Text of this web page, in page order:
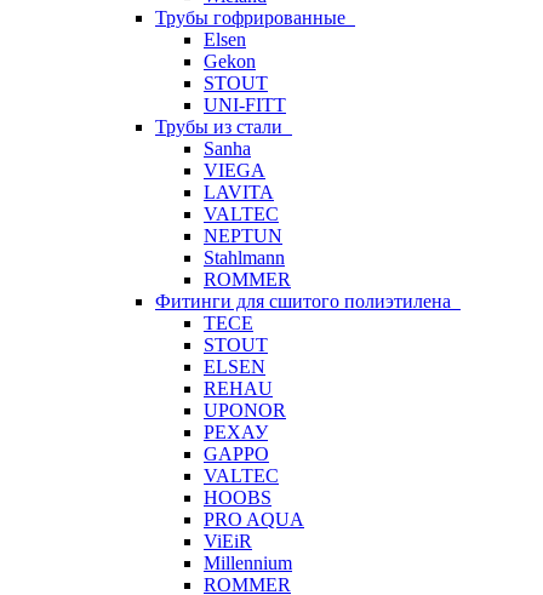
Трубы гофрированные
Elsen
Gekon
STOUT
UNI-FITT
Трубы из стали
Sanha
VIEGA
LAVITA
VALTEC
NEPTUN
Stahlmann
ROMMER
Фитинги для сшитого полиэтилена
TECE
STOUT
ELSEN
REHAU
UPONOR
РЕХАУ
GAPPO
VALTEC
HOOBS
PRO AQUA
ViEiR
Millennium
ROMMER